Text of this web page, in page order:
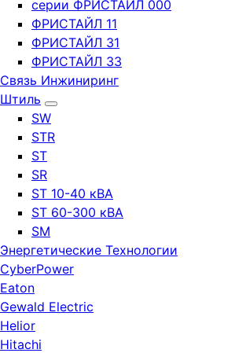
серии ФРИСТАЙЛ 000
ФРИСТАЙЛ 11
ФРИСТАЙЛ 31
ФРИСТАЙЛ 33
Связь Инжиниринг
Штиль
SW
STR
ST
SR
ST 10-40 кВА
ST 60-300 кВА
SM
Энергетические Технологии
CyberPower
Eaton
Gewald Electric
Helior
Hitachi